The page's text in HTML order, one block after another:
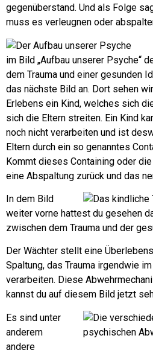
gegenüberstand. Und als Folge
muss es verleugnen oder
im Bild „Aufbau unserer Psyche“
dem Trauma und einer gesunden
das nächste Bild an. Dort sehen
Erlebens ein Kind, welches sich
sich die Eltern streiten. Ein Kind
noch nicht verarbeiten und ist
Eltern durch ein so genanntes
Kommt dieses Containing oder
eine Abspaltung zurück und das
In dem Bild
weiter vorne hattest du gesehen
zwischen dem Trauma und der
Der Wächter stellt eine
Spaltung, das Trauma irgendwie
verarbeiten. Diese
kannst du auf diesem Bild jetzt
Es sind unter
anderem
andere